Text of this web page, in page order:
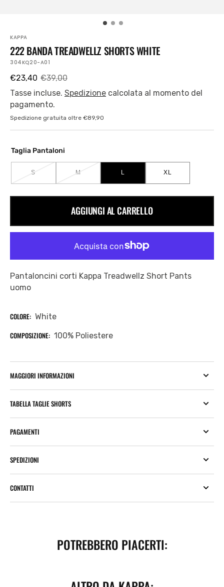
KAPPA
222 BANDA TREADWELLZ SHORTS WHITE
SKU:
304KQ20-A01
Prezzo
di
vendita
€23,40 Prezzo
regolare
€39,00
Tasse incluse. Spedizione calcolata al momento del
pagamento.
Spedizione gratuita oltre €89,90
Taglia Pantaloni
SVARIANTE
ESAURITA
DISPONIBILE
MVARIANTE
ESAURITA
DISPONIBILE
L
VARIANTE
ESAURITA
DISPONIBILE
XLVARIANTE
ESAURITA
AGGIUNGI AL CARRELLO
Pantaloncini corti Kappa Treadwellz Short Pants
uomo
COLORE: White
COMPOSIZIONE: 100% Poliestere
MAGGIORI INFORMAZIONI
TABELLA TAGLIE SHORTS
PAGAMENTI
SPEDIZIONI
CONTATTI
POTREBBERO PIACERTI: